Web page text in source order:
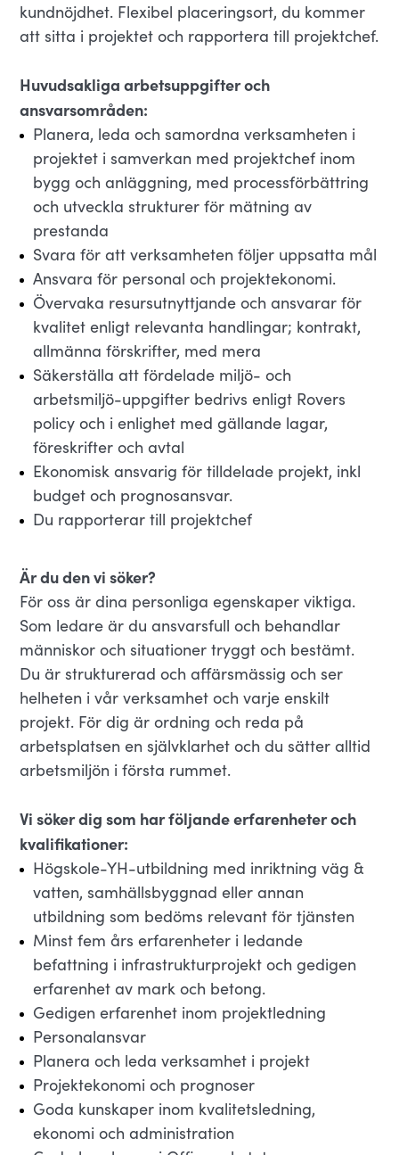
kundnöjdhet. Flexibel placeringsort, du kommer
att sitta i projektet och rapportera till projektchef.
Huvudsakliga arbetsuppgifter och
ansvarsområden:
Planera, leda och samordna verksamheten i
projektet i samverkan med projektchef inom
bygg och anläggning, med processförbättring
och utveckla strukturer för mätning av
prestanda
Svara för att verksamheten följer uppsatta mål
Ansvara för personal och projektekonomi.
Övervaka resursutnyttjande och ansvarar för
kvalitet enligt relevanta handlingar; kontrakt,
allmänna förskrifter, med mera
Säkerställa att fördelade miljö- och
arbetsmiljö-uppgifter bedrivs enligt Rovers
policy och i enlighet med gällande lagar,
föreskrifter och avtal
Ekonomisk ansvarig för tilldelade projekt, inkl
budget och prognosansvar.
Du rapporterar till projektchef
Är du den vi söker?
För oss är dina personliga egenskaper viktiga.
Som ledare är du ansvarsfull och behandlar
människor och situationer tryggt och bestämt.
Du är strukturerad och affärsmässig och ser
helheten i vår verksamhet och varje enskilt
projekt. För dig är ordning och reda på
arbetsplatsen en självklarhet och du sätter alltid
arbetsmiljön i första rummet.
Vi söker dig som har följande erfarenheter och
kvalifikationer:
Högskole-YH-utbildning med inriktning väg &
vatten, samhällsbyggnad eller annan
utbildning som bedöms relevant för tjänsten
Minst fem års erfarenheter i ledande
befattning i infrastrukturprojekt och gedigen
erfarenhet av mark och betong.
Gedigen erfarenhet inom projektledning
Personalansvar
Planera och leda verksamhet i projekt
Projektekonomi och prognoser
Goda kunskaper inom kvalitetsledning,
ekonomi och administration